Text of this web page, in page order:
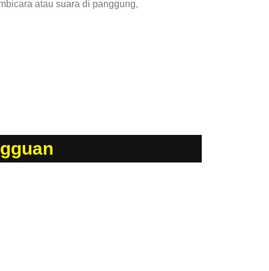
atau suara di panggung,